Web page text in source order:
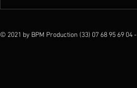
© 2021 by BPM Production (33) 07 68 95 69 04 -